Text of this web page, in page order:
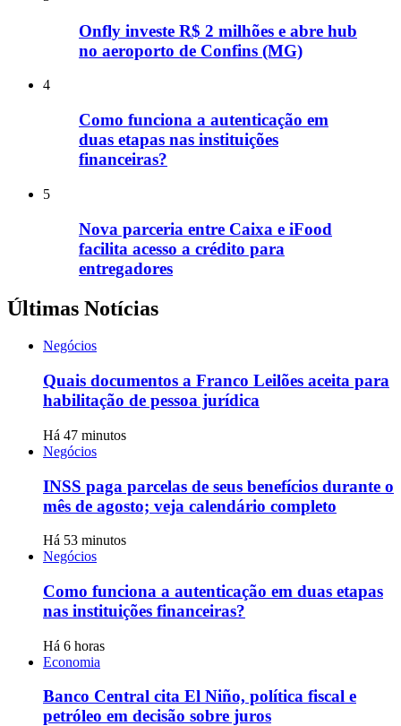
Onfly investe R$ 2 milhões e abre hub
no aeroporto de Confins (MG)
4
Como funciona a autenticação em
duas etapas nas instituições
financeiras?
5
Nova parceria entre Caixa e iFood
facilita acesso a crédito para
entregadores
Últimas Notícias
Negócios
Quais documentos a Franco Leilões aceita para
habilitação de pessoa jurídica
Há 47 minutos
Negócios
INSS paga parcelas de seus benefícios durante o
mês de agosto; veja calendário completo
Há 53 minutos
Negócios
Como funciona a autenticação em duas etapas
nas instituições financeiras?
Há 6 horas
Economia
Banco Central cita El Niño, política fiscal e
petróleo em decisão sobre juros